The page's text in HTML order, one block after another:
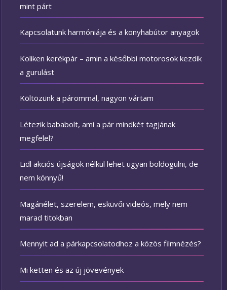
mint párt
Kapcsolatunk harmóniája és a konyhabútor anyagok
Koliken kerékpár – amin a későbbi motorosok kezdik
a gurulást
Költözünk a párommal, nagyon vártam
Létezik bababolt, ami a pár mindkét tagjának
megfelel?
Lidl akciós újságok nélkül lehet ugyan boldogulni, de
nem könnyű!
Magánélet, szerelem, esküvői videós, mely nem
marad titokban
Mennyit ad a párkapcsolatodhoz a közös filmnézés?
Mi ketten és az új jövevények